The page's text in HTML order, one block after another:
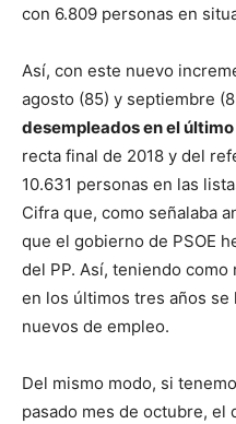
con 6.809 personas en
Así, con este nuevo
agosto (85) y septiembre
desempleados en el
recta final de 2018 y del
10.631 personas en las
Cifra que, como señalaba
que el gobierno de PSOE
del PP. Así, teniendo
en los últimos tres años se
nuevos de empleo.
Del mismo modo, si
pasado mes de octubre, el